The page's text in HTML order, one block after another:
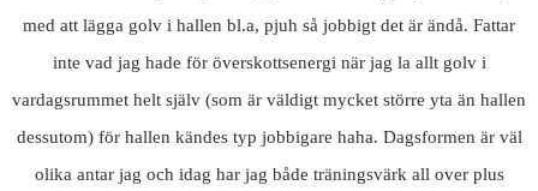
med att lägga golv i hallen bl.a, pjuh så jobbigt det är ändå. Fattar
inte vad jag hade för överskottsenergi när jag la allt golv i
vardagsrummet helt själv (som är väldigt mycket större yta än hallen
dessutom) för hallen kändes typ jobbigare haha. Dagsformen är väl
olika antar jag och idag har jag både träningsvärk all over plus